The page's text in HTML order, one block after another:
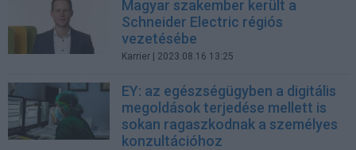
Magyar szakember került a
Schneider Electric régiós
vezetésébe
Karrier | 2023.08.16 13:25
EY: az egészségügyben a digitális
megoldások terjedése mellett is
sokan ragaszkodnak a személyes
konzultációhoz